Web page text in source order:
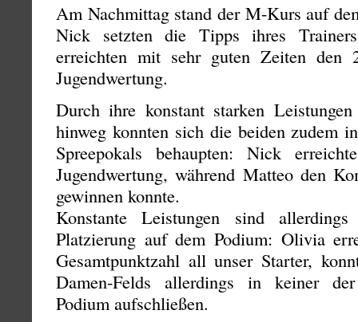
Am Nachmittag stand der M-Kurs auf
Nick setzten die Tipps ihres
erreichten mit sehr guten Zeiten
Jugendwertung.
Durch ihre konstant starken
hinweg konnten sich die beiden zudem
Spreepokals behaupten: Nick
Jugendwertung, während Matteo den
gewinnen konnte.
Konstante Leistungen sind
Platzierung auf dem Podium: Olivia
Gesamtpunktzahl all unser Starter,
Damen-Felds allerdings in keiner
Podium aufschließen.